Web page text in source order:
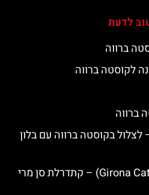
לדעת
ברווה
לקוסטה ברווה
ברווה
בקוסטה ברווה עם בלון
קתדרלת גירונה (Girona Cathedral) – קתדרלת סן מרי